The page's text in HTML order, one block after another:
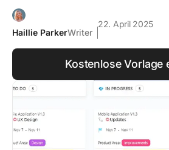
Haillie ParkerWriter
22. April 2025
Kostenlose Vorlage